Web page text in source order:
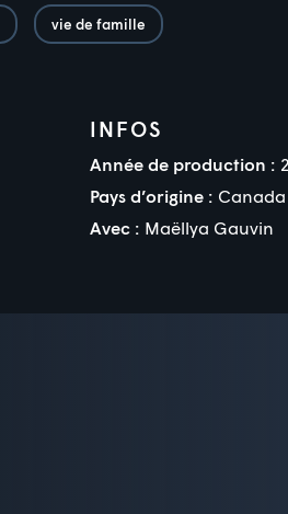
vie de famille
INFOS
Année de production :
Pays d’origine : Canada
Avec : Maëllya Gauvin